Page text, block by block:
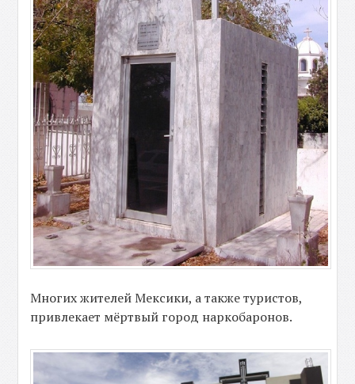
Многих жителей Мексики, а также туристов,
привлекает мёртвый город наркобаронов.